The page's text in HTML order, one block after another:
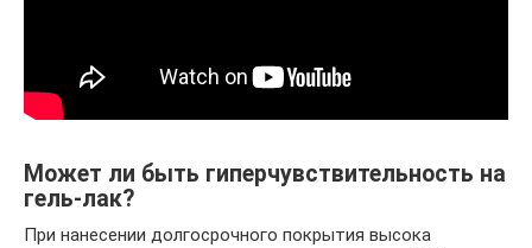
Может ли быть гиперчувствительность на
гель-лак?
При нанесении долгосрочного покрытия высока